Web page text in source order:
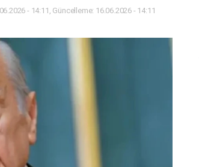
- 14:11, Güncelleme: 16.06.2026 - 14:11